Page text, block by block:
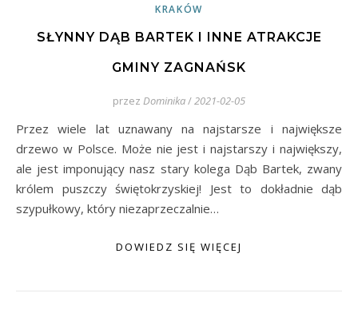
KRAKÓW
SŁYNNY DĄB BARTEK I INNE ATRAKCJE
GMINY ZAGNAŃSK
przez Dominika/2021-02-05
Przez wiele lat uznawany na najstarsze i największe
drzewo w Polsce. Może nie jest i najstarszy i największy,
ale jest imponujący nasz stary kolega Dąb Bartek, zwany
królem puszczy świętokrzyskiej! Jest to dokładnie dąb
szypułkowy, który niezaprzeczalnie…
DOWIEDZ SIĘ WIĘCEJ